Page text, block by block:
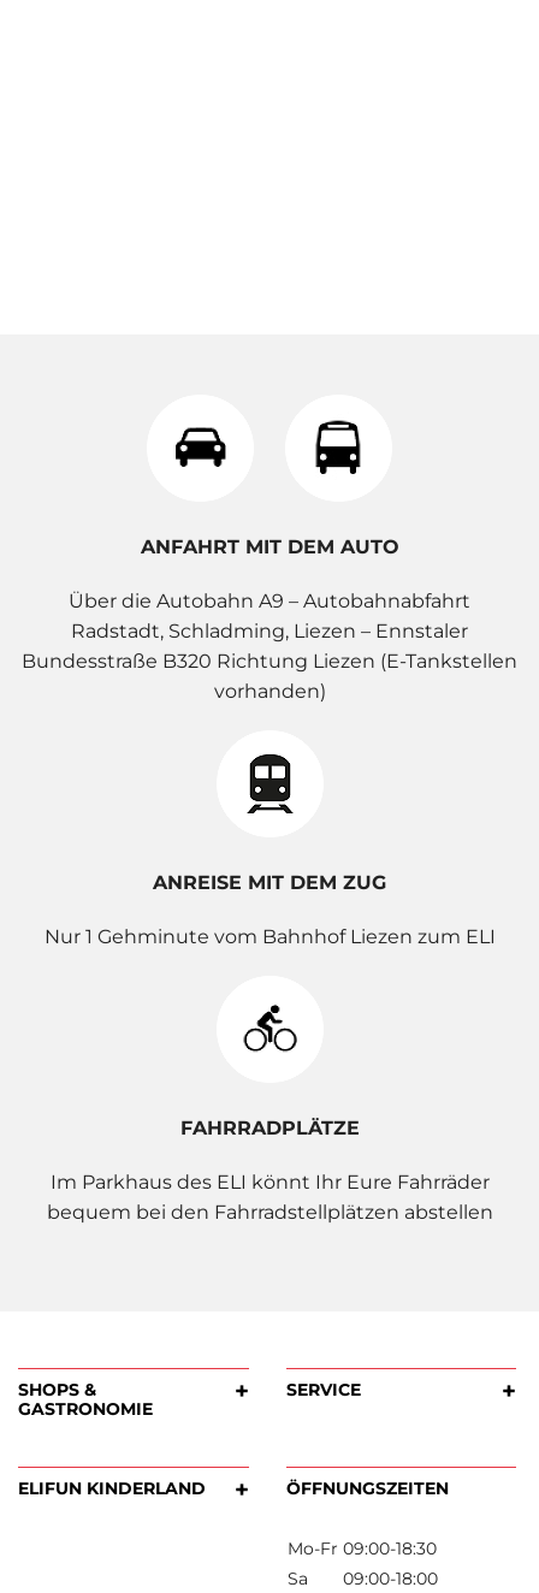
ANFAHRT MIT DEM AUTO
Über die Autobahn A9 – Autobahnabfahrt
Radstadt, Schladming, Liezen – Ennstaler
Bundesstraße B320 Richtung Liezen (E-Tankstellen
vorhanden)
ANREISE MIT DEM ZUG
Nur 1 Gehminute vom Bahnhof Liezen zum ELI
FAHRRADPLÄTZE
Im Parkhaus des ELI könnt Ihr Eure Fahrräder
bequem bei den Fahrradstellplätzen abstellen